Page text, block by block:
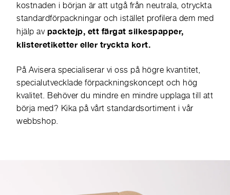
kostnaden i början är att utgå från neutrala, otryckta
standardförpackningar och istället profilera dem med
hjälp av packtejp, ett färgat silkespapper,
klisteretiketter eller tryckta kort.
På Avisera specialiserar vi oss på högre kvantitet,
specialutvecklade förpackningskoncept och hög
kvalitet. Behöver du mindre en mindre upplaga till att
börja med? Kika på vårt standardsortiment i vår
webbshop.